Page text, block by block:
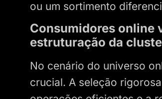
ou um sortimento
Consumidores online
estruturação da
No cenário do universo
crucial. A seleção